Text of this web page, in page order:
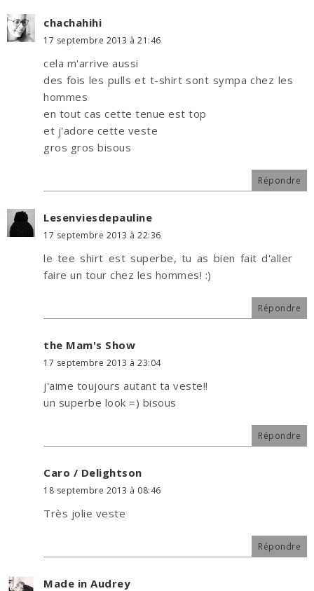
chachahihi
17 septembre 2013 à 21:46
cela m'arrive aussi
des fois les pulls et t-shirt sont sympa chez les
hommes
en tout cas cette tenue est top
et j'adore cette veste
gros gros bisous
Répondre
Lesenviesdepauline
17 septembre 2013 à 22:36
le tee shirt est superbe, tu as bien fait d'aller
faire un tour chez les hommes! :)
Répondre
the Mam's Show
17 septembre 2013 à 23:04
j'aime toujours autant ta veste!!
un superbe look =) bisous
Répondre
Caro / Delightson
18 septembre 2013 à 08:46
Très jolie veste
Répondre
Made in Audrey